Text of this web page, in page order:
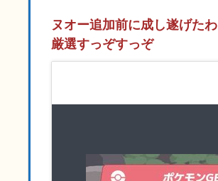
ヌオー追加前に成し遂げたわ
厳選すっぞすっぞ